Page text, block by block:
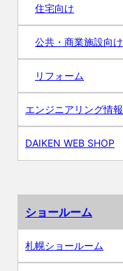
住宅向け
公共・商業施設向け
リフォーム
エンジニアリング情報
DAIKEN WEB SHOP
ショールーム
札幌ショールーム